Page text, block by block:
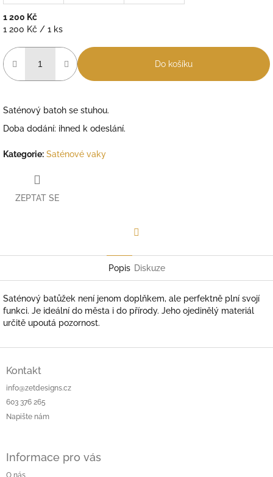
1 200 Kč
Měrná
1 200 Kč / 1 ks
Do košíku
Saténový batoh se stuhou.
Doba dodání: ihned k odeslání.
Kategorie: Saténové vaky
ZEPTAT SE
Popis Diskuze
Saténový batůžek není jenom doplňkem, ale perfektně plní svojí
funkci. Je ideální do města i do přírody. Jeho ojedinělý materiál
určitě upoutá pozornost.
Kontakt
info@zetdesigns.cz
603 376 265
Napište nám
Informace pro vás
O nás